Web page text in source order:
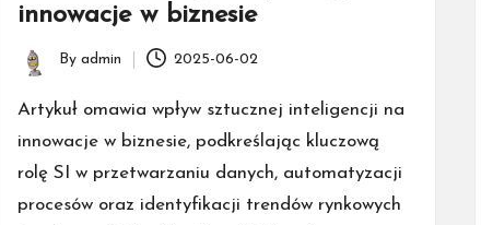
innowacje w biznesie
Posted
by
By admin 2025-06-02
Artykuł omawia wpływ sztucznej inteligencji na
innowacje w biznesie, podkreślając kluczową
rolę SI w przetwarzaniu danych, automatyzacji
procesów oraz identyfikacji trendów rynkowych